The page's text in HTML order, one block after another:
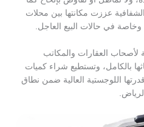
عززت مكانتها بين محلات
في حالات البيع العاجل.
العقارات والمكاتب
بالكامل، وتستطيع شراء كميات
اللوجستية العالية ضمن نطاق